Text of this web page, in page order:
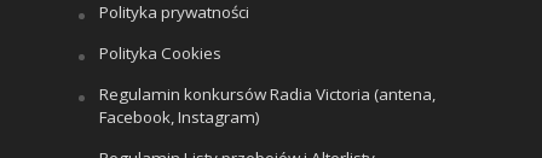
Polityka prywatności
Polityka Cookies
Regulamin konkursów Radia Victoria (antena,
Facebook, Instagram)